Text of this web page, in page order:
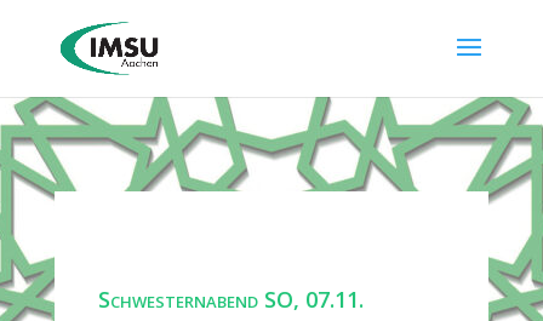
Schwesternabend SO, 07.11.